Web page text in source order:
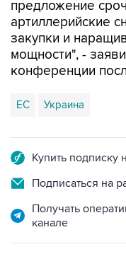
предложение
артиллерийские
закупки и
мощности", -
конференции
ЕС Украина
Купить подписку
Подписаться на
Получать
канале